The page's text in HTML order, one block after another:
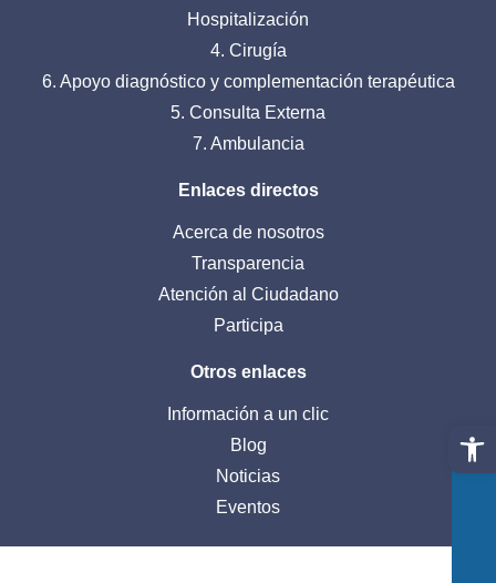
Abrir
Hospitalización
4. Cirugía
6. Apoyo diagnóstico y complementación terapéutica
5. Consulta Externa
7. Ambulancia
Enlaces directos
Acerca de nosotros
Transparencia
Atención al Ciudadano
Participa
Otros enlaces
Información a un clic
Blog
Noticias
Eventos